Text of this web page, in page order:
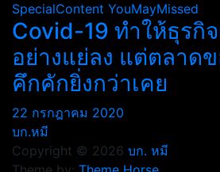
SpecialContent YouMayMissed
Covid-19 ทำให้ธุรกิ
อย่างแย่ลง แต่ตลาด
คึกคักยิ่งกว่าเคย
22 กรกฎาคม 2020
บก.หมี
Copyright © 2026 บก. หมี